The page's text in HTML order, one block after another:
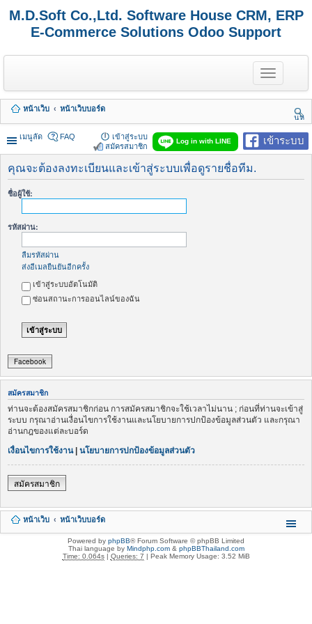
M.D.Soft Co.,Ltd. Software House CRM, ERP
E-Commerce Solutions Odoo Support
T
o
g
e
n
a
v
g
หน้าเว็บ
หน้าเว็บบอร์ด
นห
า
เมนูลัด
เข้าระบบ
Log in with LINE
FAQ
เข้าสู่ระบบ
สมัครสมาชิก
คุณจะต้องลงทะเบียนและเข้าสู่ระบบเพื่อดูรายชื่อทีม.
ชื่อผู้ใช้:
รหัสผ่าน:
ลืมรหัสผ่าน
ส่งอีเมลยืนยันอีกครั้ง
เข้าสู่ระบบอัตโนมัติ
ซ่อนสถานะการออนไลน์ของฉัน
Facebook
สมัครสมาชิก
ท่านจะต้องสมัครสมาชิกก่อน การสมัครสมาชิกจะใช้เวลาไม่นาน ; ก่อนที่ท่านจะเข้าสู่
ระบบ กรุณาอ่านเงื่อนไขการใช้งานและนโยบายการปกป้องข้อมูลส่วนตัว และกรุณา
อ่านกฎของแต่ละบอร์ด
เงื่อนไขการใช้งาน| นโยบายการปกป้องข้อมูลส่วนตัว
สมัครสมาชิก
หน้าเว็บ หน้าเว็บบอร์ด
Powered by phpBB® Forum Software © phpBB Limited
Thai language by Mindphp.com& phpBBThailand.com
Time: 0.064s| Queries: 7 | Peak Memory Usage: 3.52 MiB